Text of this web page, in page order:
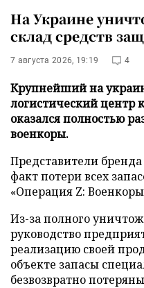
На Украине
склад средств
7 августа 2026, 19:19 4
Крупнейший на
логистический центр
оказался полностью
военкоры.
Представители
факт потери всех
«Операция Z:
Из-за полного
руководство
реализацию своей
объекте запасы
безвозвратно